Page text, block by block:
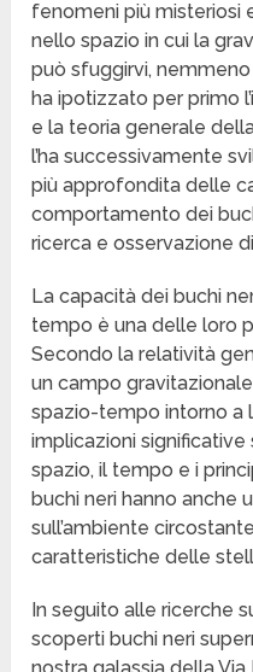
fenomeni più misteriosi
nello spazio in cui la
può sfuggirvi,
ha ipotizzato per primo
e la teoria generale
l’ha successivamente
più approfondita delle
comportamento dei
ricerca e osservazione
La capacità dei buchi
tempo è una delle loro
Secondo la relatività
un campo
spazio-tempo intorno a
implicazioni
spazio, il tempo e i
buchi neri hanno anche
sull’ambiente
caratteristiche delle
In seguito alle ricerche
scoperti buchi neri